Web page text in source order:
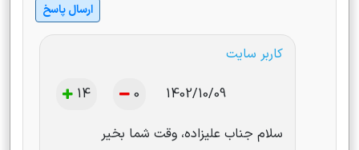
ارسال پاسخ
کاربر سایت
1402/10/09
0
14
سلام جناب علیزاده، وقت شما بخیر